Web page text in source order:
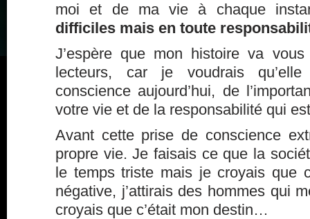
moi et de ma vie à chaque
difficiles mais en toute
J’espère que mon histoire va
lecteurs, car je voudrais
conscience aujourd’hui, de
votre vie et de la responsabilité qui
Avant cette prise de conscience
propre vie. Je faisais ce que la
le temps triste mais je croyais que
négative, j’attirais des hommes qui
croyais que c’était mon destin…